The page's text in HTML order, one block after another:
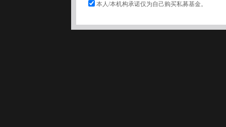
本人/本机构承诺仅为自己购买私募基金。